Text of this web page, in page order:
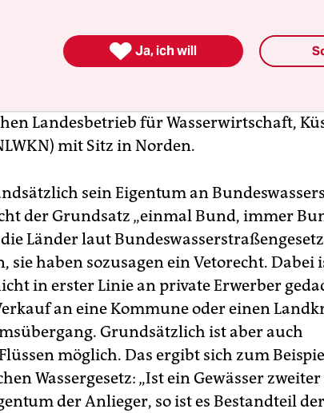
Meter lange Flussstrecke dem Bund
Landesbetrieb für Wasserwirtschaft,
mit Sitz in Norden.
sein Eigentum an
der Grundsatz „einmal Bund, immer
Länder laut
sie haben sozusagen ein Vetorecht. Dabei
in erster Linie an private Erwerber
an eine Kommune oder einen
Grundsätzlich ist aber auch
möglich. Das ergibt sich zum
Wassergesetz: „Ist ein Gewässer
der Anlieger, so ist es Bestandteil der
 Ja, ich will